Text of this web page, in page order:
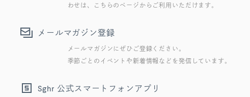
わせは、こちらのページからご利用いただけます。
メールマガジン登録
メールマガジンにぜひご登録ください。
季節ごとのイベントや新着情報などを発信しています。
Sghr 公式スマートフォンアプリ